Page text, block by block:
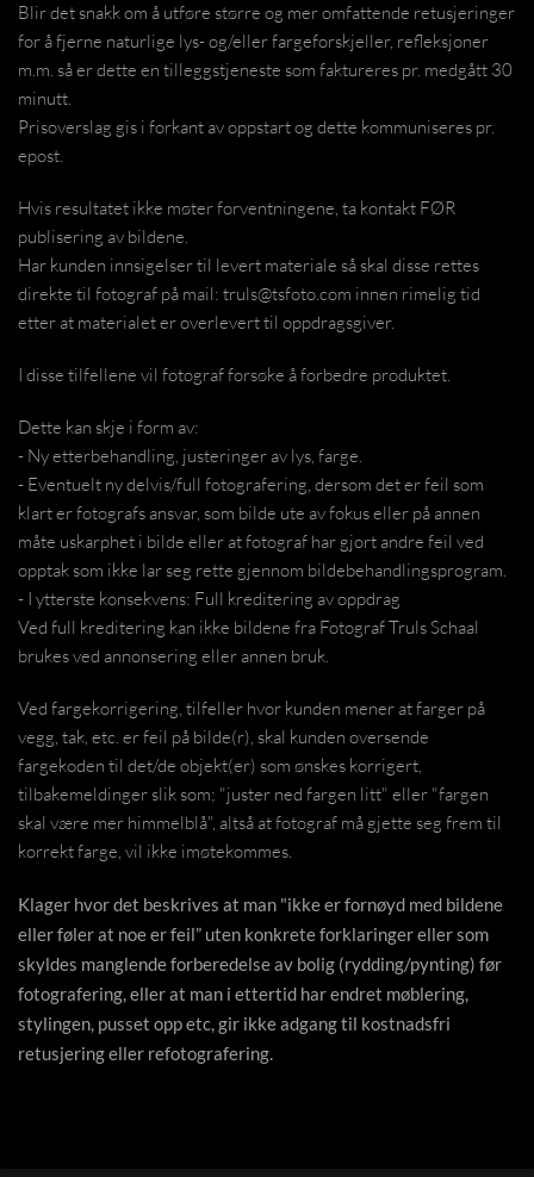
Blir det snakk om å utføre større og mer omfattende retusjeringer
for å fjerne naturlige lys- og/eller fargeforskjeller, refleksjoner
m.m. så er dette en tilleggstjeneste som faktureres pr. medgått 30
minutt.
Prisoverslag gis i forkant av oppstart og dette kommuniseres pr.
epost.
Hvis resultatet ikke møter forventningene, ta kontakt FØR
publisering av bildene.
Har kunden innsigelser til levert materiale så skal disse rettes
direkte til fotograf på mail: truls@tsfoto.com innen rimelig tid
etter at materialet er overlevert til oppdragsgiver.
I disse tilfellene vil fotograf forsøke å forbedre produktet.
Dette kan skje i form av:
- Ny etterbehandling, justeringer av lys, farge.
- Eventuelt ny delvis/full fotografering, dersom det er feil som
klart er fotografs ansvar, som bilde ute av fokus eller på annen
måte uskarphet i bilde eller at fotograf har gjort andre feil ved
opptak som ikke lar seg rette gjennom bildebehandlingsprogram.
- I ytterste konsekvens: Full kreditering av oppdrag
Ved full kreditering kan ikke bildene fra Fotograf Truls Schaal
brukes ved annonsering eller annen bruk.
Ved fargekorrigering, tilfeller hvor kunden mener at farger på
vegg, tak, etc. er feil på bilde(r), skal kunden oversende
fargekoden til det/de objekt(er) som ønskes korrigert,
tilbakemeldinger slik som; "juster ned fargen litt" eller "fargen
skal være mer himmelblå", altså at fotograf må gjette seg frem til
korrekt farge, vil ikke imøtekommes.
Klager hvor det beskrives at man "ikke er fornøyd med bildene
eller føler at noe er feil” uten konkrete forklaringer eller som
skyldes manglende forberedelse av bolig (rydding/pynting) før
fotografering, eller at man i ettertid har endret møblering,
stylingen, pusset opp etc, gir ikke adgang til kostnadsfri
retusjering eller refotografering.